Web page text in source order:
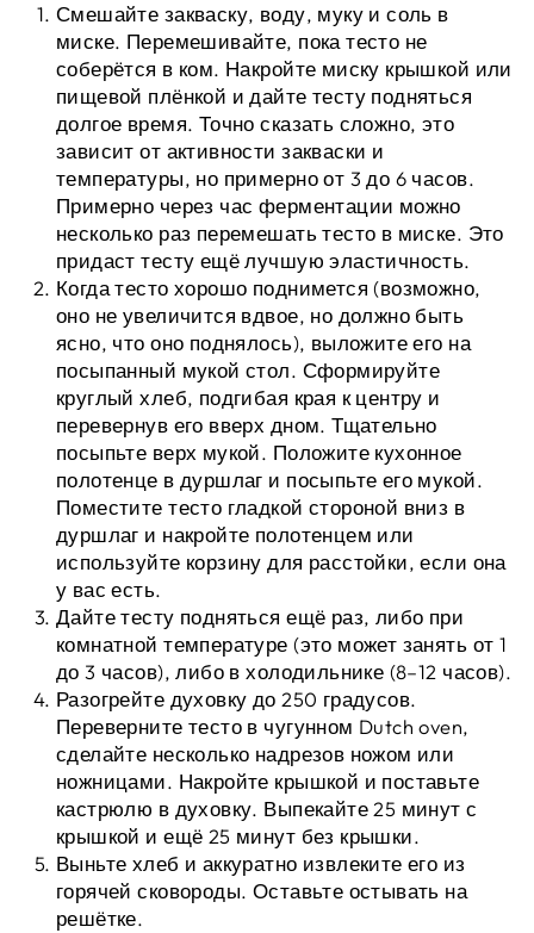
Смешайте закваску, воду, муку и соль в
миске. Перемешивайте, пока тесто не
соберётся в ком. Накройте миску крышкой или
пищевой плёнкой и дайте тесту подняться
долгое время. Точно сказать сложно, это
зависит от активности закваски и
температуры, но примерно от 3 до 6 часов.
Примерно через час ферментации можно
несколько раз перемешать тесто в миске. Это
придаст тесту ещё лучшую эластичность.
Когда тесто хорошо поднимется (возможно,
оно не увеличится вдвое, но должно быть
ясно, что оно поднялось), выложите его на
посыпанный мукой стол. Сформируйте
круглый хлеб, подгибая края к центру и
перевернув его вверх дном. Тщательно
посыпьте верх мукой. Положите кухонное
полотенце в дуршлаг и посыпьте его мукой.
Поместите тесто гладкой стороной вниз в
дуршлаг и накройте полотенцем или
используйте корзину для расстойки, если она
у вас есть.
Дайте тесту подняться ещё раз, либо при
комнатной температуре (это может занять от 1
до 3 часов), либо в холодильнике (8–12 часов).
Разогрейте духовку до 250 градусов.
Переверните тесто в чугунном Dutch oven,
сделайте несколько надрезов ножом или
ножницами. Накройте крышкой и поставьте
кастрюлю в духовку. Выпекайте 25 минут с
крышкой и ещё 25 минут без крышки.
Выньте хлеб и аккуратно извлеките его из
горячей сковороды. Оставьте остывать на
решётке.